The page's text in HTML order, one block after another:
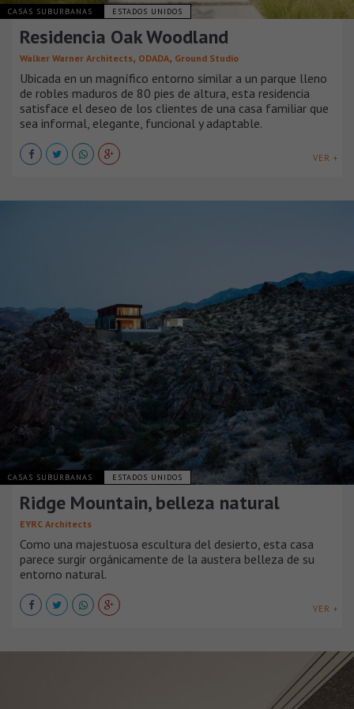
CASAS SUBURBANAS ESTADOS UNIDOS
Residencia Oak Woodland
Walker Warner Architects, ODADA, Ground Studio
Ubicada en un magnífico entorno similar a un parque lleno
de robles maduros de 80 pies de altura, esta residencia
satisface el deseo de los clientes de una casa familiar que
sea informal, elegante, funcional y adaptable.
VER +
CASAS SUBURBANAS ESTADOS UNIDOS
Ridge Mountain, belleza natural
EYRC Architects
Como una majestuosa escultura del desierto, esta casa
parece surgir orgánicamente de la austera belleza de su
entorno natural.
VER +